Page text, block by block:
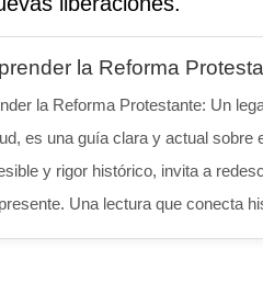
la Reforma
la Reforma Protestante: Un
es una guía clara y actual
y rigor histórico, invita a
Una lectura que conecta